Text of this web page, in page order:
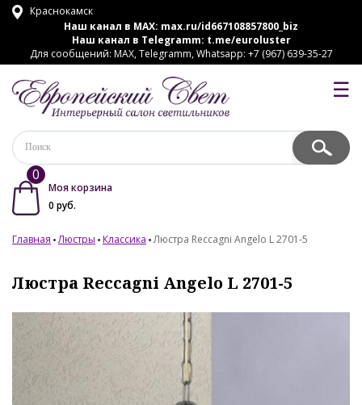
Краснокамск
Наш канал в MAX: max.ru/id667108857800_biz
Наш канал в Telegramm: t.me/euroluster
Для сообщений: MAX, Telegramm, Whatsapp: +7 (967) 639-35-27
☰
0
Моя корзина
0 руб.
Главная Люстры Классика Люстра Reccagni Angelo L 2701-5
Люстра Reccagni Angelo L 2701-5